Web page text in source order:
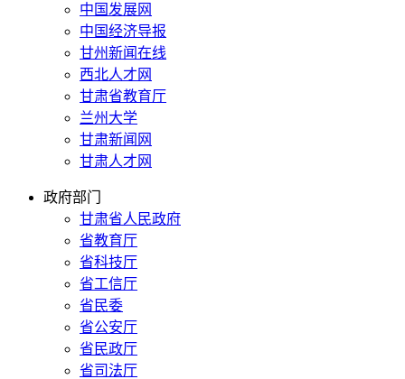
中国发展网
中国经济导报
甘州新闻在线
西北人才网
甘肃省教育厅
兰州大学
甘肃新闻网
甘肃人才网
政府部门
甘肃省人民政府
省教育厅
省科技厅
省工信厅
省民委
省公安厅
省民政厅
省司法厅